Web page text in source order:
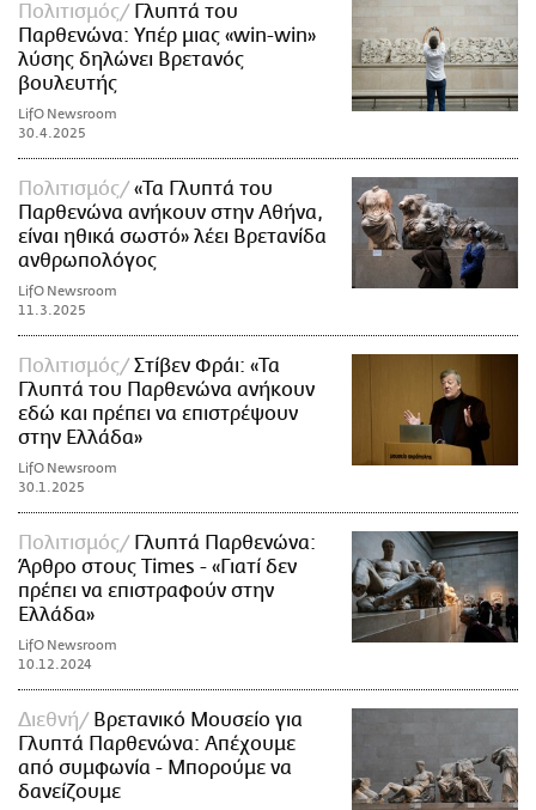
Πολιτισμός
Γλυπτά του
Παρθενώνα: Υπέρ μιας «win-win»
λύσης δηλώνει Βρετανός
βουλευτής
LifO Newsroom
30.4.2025
Πολιτισμός
«Τα Γλυπτά του
Παρθενώνα ανήκουν στην Αθήνα,
είναι ηθικά σωστό» λέει Βρετανίδα
ανθρωπολόγος
LifO Newsroom
11.3.2025
Πολιτισμός
Στίβεν Φράι: «Τα
Γλυπτά του Παρθενώνα ανήκουν
εδώ και πρέπει να επιστρέψουν
στην Ελλάδα»
LifO Newsroom
30.1.2025
Πολιτισμός
Γλυπτά Παρθενώνα:
Άρθρο στους Times - «Γιατί δεν
πρέπει να επιστραφούν στην
Ελλάδα»
LifO Newsroom
10.12.2024
Διεθνή
Bρετανικό Μουσείο για
Γλυπτά Παρθενώνα: Απέχουμε
από συμφωνία - Μπορούμε να
δανείζουμε